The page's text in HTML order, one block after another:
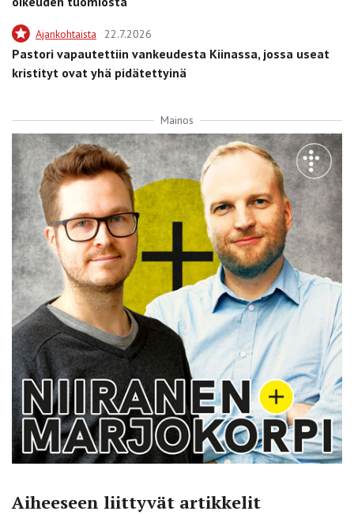
Ajankohtaista 22.7.2026
Pastori vapautettiin vankeudesta Kiinassa, jossa useat
kristityt ovat yhä pidätettyinä
Mainos
Aiheeseen liittyvät artikkelit